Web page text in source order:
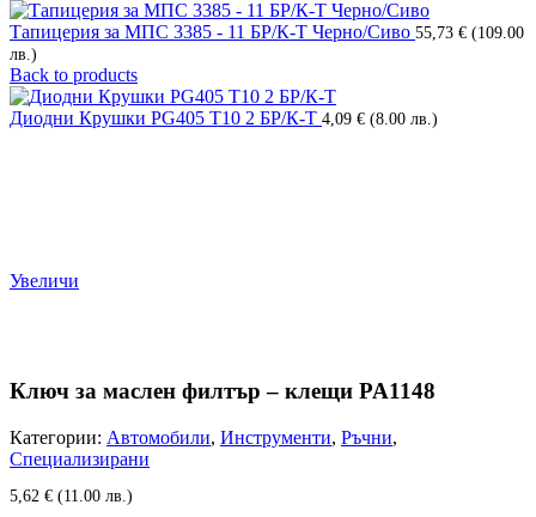
Тапицерия за МПС 3385 - 11 БР/К-Т Черно/Сиво 55,73 € (109.00
лв.)
Back to products
Диодни Крушки PG405 Т10 2 БР/К-Т 4,09 € (8.00 лв.)
Увеличи
Ключ за маслен филтър – клещи PA1148
Категории: Автомобили, Инструменти, Ръчни,
Специализирани
5,62 € (11.00 лв.)